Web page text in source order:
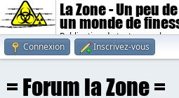
La Zone - Un peu
un monde de
Publication de textes
Connexion
Inscrivez-vous